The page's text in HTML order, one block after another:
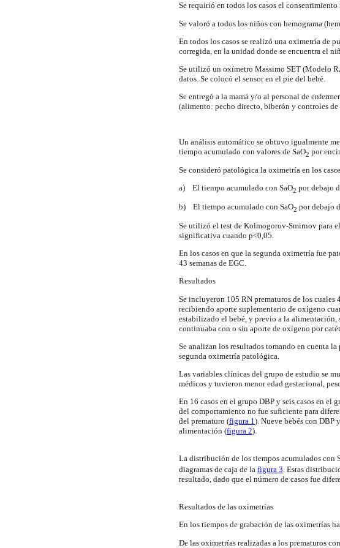
Se requirió en todos los casos el
Se valoró a todos los niños con hemograma
En todos los casos se realizó una oximetría de
corregida, en la unidad donde se encuentra el
Se utilizó un oxímetro Massimo SET (Modelo
datos. Se colocó el sensor en el pie del bebé.
Se entregó a la mamá y/o al personal de
(alimento: pecho directo, biberón y controles de
Un análisis automático se obtuvo igualmente
tiempo acumulado con valores de SaO2 por
Se consideró patológica la oximetría en los
a) El tiempo acumulado con SaO2 por debajo
b) El tiempo acumulado con SaO2 por debajo
Se utilizó el test de Kolmogorov-Smirnov para
significativa cuando p<0,05.
En los casos en que la segunda oximetría fue
43 semanas de EGC.
Resultados
Se incluyeron 105 RN prematuros de los cuales
recibiendo aporte suplementario de oxígeno
estabilizado el bebé, y previo a la
continuaba con o sin aporte de oxígeno por
Se analizan los resultados tomando en cuenta
segunda oximetría patológica.
Las variables clínicas del grupo de estudio se
médicos y tuvieron menor edad gestacional,
En 16 casos en el grupo DBP y seis casos en el
del comportamiento no fue suficiente para
del prematuro (figura 1). Nueve bebés con DBP
alimentación (figura 2).
La distribución de los tiempos acumulados con
diagramas de caja de la figura 3 . Estas
resultado, dado que el número de casos fue
Resultados de las oximetrías
En los tiempos de grabación de las oximetrías
De las oximetrías realizadas a los prematuros